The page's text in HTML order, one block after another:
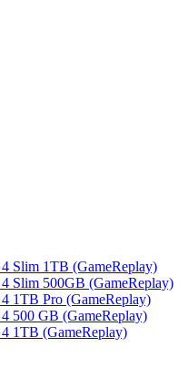
Slim 1TB (GameReplay)
Slim 500GB (GameReplay)
1TB Pro (GameReplay)
500 GB (GameReplay)
1TB (GameReplay)